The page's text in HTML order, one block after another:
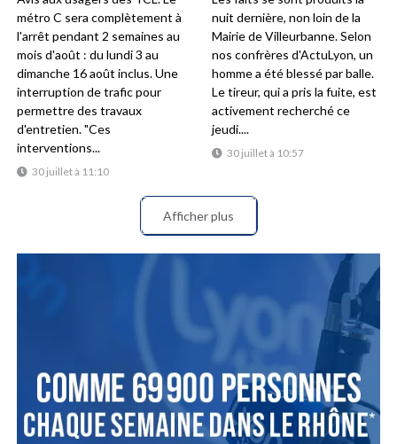
30 juillet à 11:10
métro C sera complètement à
l'arrêt pendant 2 semaines au
mois d'août : du lundi 3 au
dimanche 16 août inclus. Une
interruption de trafic pour
permettre des travaux
d'entretien. "Ces
interventions...
30 juillet à 10:57
nuit dernière, non loin de la
Mairie de Villeurbanne. Selon
nos confrères d'ActuLyon, un
homme a été blessé par balle.
Le tireur, qui a pris la fuite, est
activement recherché ce
jeudi....
Afficher plus